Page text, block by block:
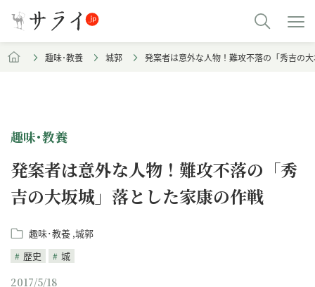
趣味･教養 城郭 発案者は意外な人物！難攻不落の「秀吉の
趣味･教養
発案者は意外な人物！難攻不落の「秀
吉の大坂城」落とした家康の作戦
趣味･教養 城郭
歴史
城
2017/5/18